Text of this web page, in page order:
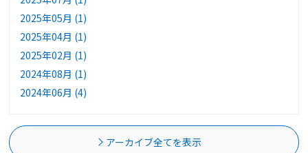
2025年05月 (1)
2025年04月 (1)
2025年02月 (1)
2024年08月 (1)
2024年06月 (4)
アーカイブ全てを表示